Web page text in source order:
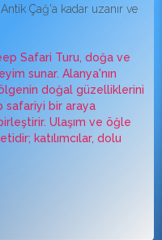
Çağ'a kadar uzanır ve
Safari Turu, doğa ve
sunar. Alanya'nın
doğal güzelliklerini
safariyi bir araya
Ulaşım ve öğle
katılımcılar, dolu